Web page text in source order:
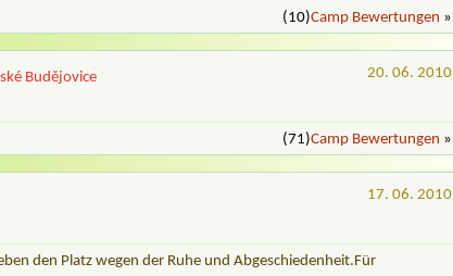
(10)Camp Bewertungen »
Budějovice
20. 06. 2010
(71)Camp Bewertungen »
17. 06. 2010
den Platz wegen der Ruhe und Abgeschiedenheit.Für